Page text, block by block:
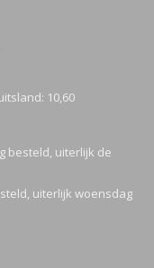
10,60
besteld, uiterlijk de
uiterlijk woensdag